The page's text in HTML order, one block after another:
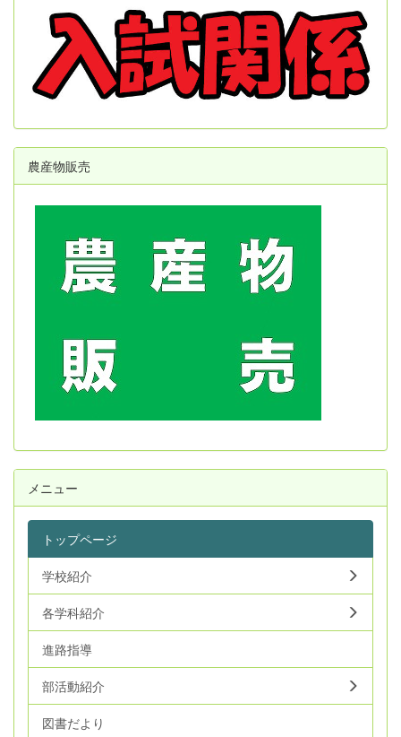
農産物販売
メニュー
トップページ
学校紹介
各学科紹介
進路指導
部活動紹介
図書だより